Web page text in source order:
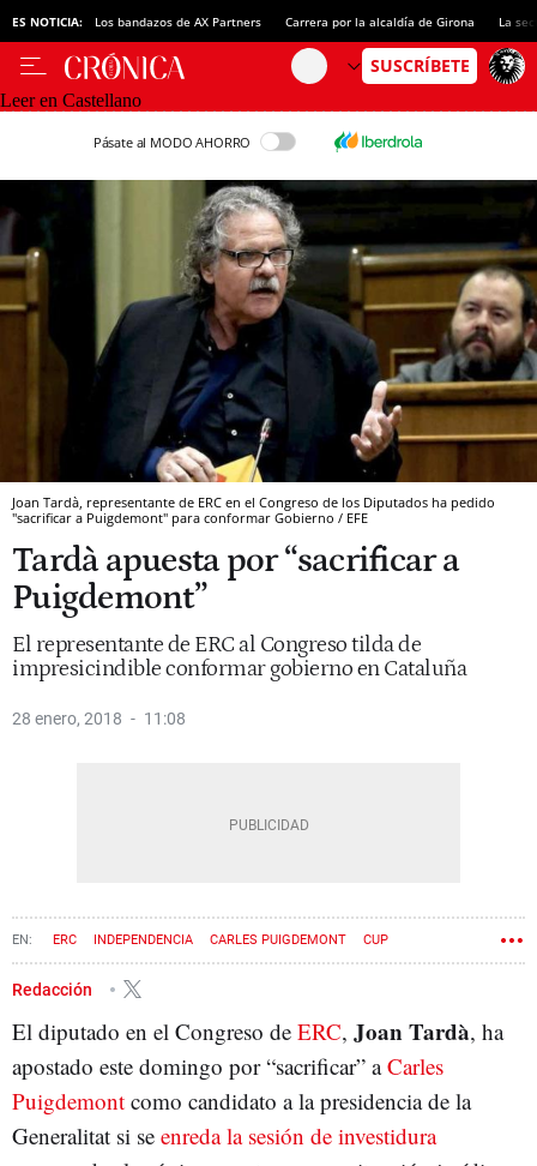
ES NOTICIA: Los bandazos de AX Partners Carrera por la alcaldía de Girona La
Leer en Castellano
Pásate al MODO AHORRO
Joan Tardà, representante de ERC en el Congreso de los Diputados ha pedido
"sacrificar a Puigdemont" para conformar Gobierno / EFE
Tardà apuesta por “sacrificar a
Puigdemont”
El representante de ERC al Congreso tilda de
impresicindible conformar gobierno en Cataluña
28 enero, 2018 11:08
ERC INDEPENDENCIA CARLES PUIGDEMONT CUP
INVESTIDURA JOAN TARDÀ
Redacción
El diputado en el Congreso de ERC, Joan Tardà, ha
apostado este domingo por “sacrificar” aCarles
Puigdemont como candidato a la presidencia de la
Generalitat si se enreda la sesión de investidura